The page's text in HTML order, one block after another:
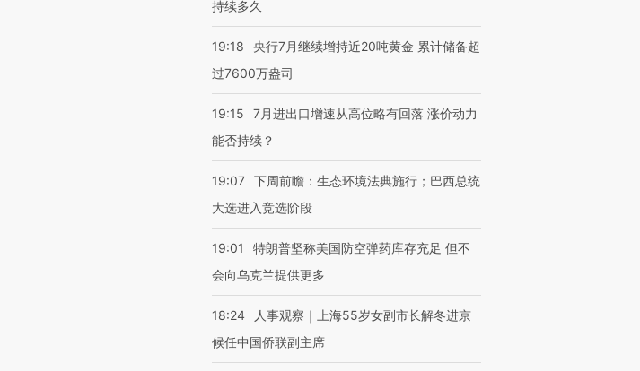
持续多久
19:18
央行7月继续增持近20吨黄金 累计储备超
过7600万盎司
19:15
7月进出口增速从高位略有回落 涨价动力
能否持续？
19:07 下周前瞻：生态环境法典施行；巴西总统
大选进入竞选阶段
19:01
特朗普坚称美国防空弹药库存充足 但不
会向乌克兰提供更多
18:24
人事观察｜上海55岁女副市长解冬进京
候任中国侨联副主席